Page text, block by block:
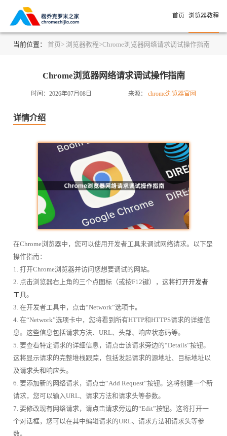
首页 浏览器教程
当前位置： 首页> 浏览器教程>Chrome浏览器网络请求调试操作指南
Chrome浏览器网络请求调试操作指南
时间：2026年07月08日 来源： chrome浏览器官网
详情介绍
在Chrome浏览器中，您可以使用开发者工具来调试网络请求。以下是
操作指南：
1. 打开Chrome浏览器并访问您想要调试的网站。
2. 点击浏览器右上角的三个点图标（或按F12键），这将打开开发者
工具。
3. 在开发者工具中，点击“Network”选项卡。
4. 在“Network”选项卡中，您将看到所有HTTP和HTTPS请求的详细信
息。这些信息包括请求方法、URL、头部、响应状态码等。
5. 要查看特定请求的详细信息，请点击该请求旁边的“Details”按钮。
这将显示请求的完整堆栈跟踪，包括发起请求的源地址、目标地址以
及请求头和响应头。
6. 要添加新的网络请求，请点击“Add Request”按钮。这将创建一个新
请求，您可以输入URL、请求方法和请求头等参数。
7. 要修改现有网络请求，请点击请求旁边的“Edit”按钮。这将打开一
个对话框，您可以在其中编辑请求的URL、请求方法和请求头等参
数。